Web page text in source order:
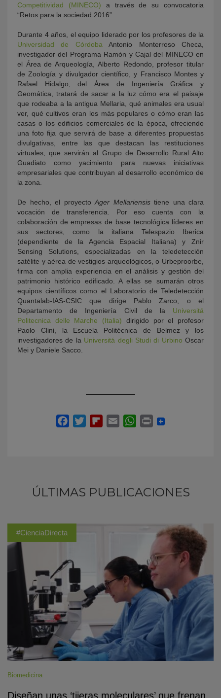
Competitividad (MINECO) a través de su convocatoria
“Retos para la sociedad 2016”.
Durante 4 años, el equipo liderado por los profesores de la
Universidad de CórdobaAntonio Monterroso Checa,
investigador del Programa Ramón y Cajal del MINECO en
el Área de Arqueología, Alberto Redondo, profesor titular
de Zoología y divulgador científico, y Francisco Montes y
Rafael Hidalgo, del Área de Ingeniería Gráfica y
Geomática, tratará de sacar a la luz cómo era el paisaje
que rodeaba a la antigua Mellaria, qué animales era usual
ver, qué cultivos eran los más populares o cómo eran las
casas o los edificios comerciales de la época, ofreciendo
una foto fija que servirá de base a diferentes propuestas
divulgativas, entre las que destacan las restituciones
virtuales, que servirán al Grupo de Desarrollo Rural Alto
Guadiato como yacimiento para nuevas iniciativas
empresariales que contribuyan al desarrollo económico de
la zona.
De hecho, el proyectoAger Mellariensistiene una clara
vocación de transferencia. Por eso cuenta con la
colaboración de empresas de base tecnológica líderes en
sus sectores, como la italiana Telespazio Iberica
(dependiente de la Agencia Espacial Italiana) y Znir
Sensing Solutions, especializadas en la teledetección
satélite y aérea de vestigios arqueológicos, o Urbeproorbe,
firma con amplia experiencia en el análisis y gestión del
patrimonio histórico edificado. A ellas se sumarán otros
equipos científicos como el Laboratorio de Teledetección
Quantalab-IAS-CSIC que dirige Pablo Zarco, o el
Departamento de Ingeniería Civil de la Universitá
Politecnica delle Marche (Italia) dirigido por el profesor
Paolo Clini, la Escuela Politécnica de Belmez y los
investigadores de la Universitá degli Studi di Urbino Oscar
Mei y Daniele Sacco.
ÚLTIMAS PUBLICACIONES
#CienciaDirecta
Biomedicina
Diseñan unas ‘tijeras moleculares’ que frenan